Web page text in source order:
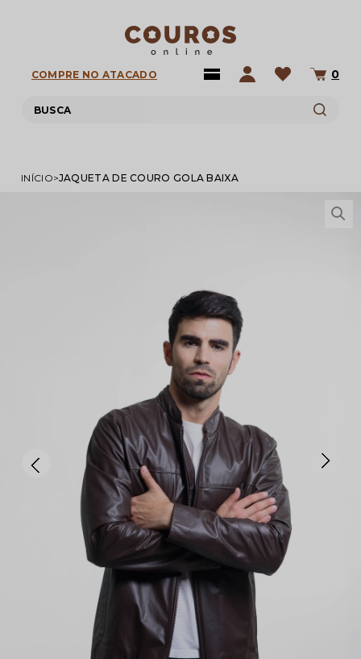
COMPRE NO ATACADO 0
INÍCIO JAQUETA DE COURO GOLA BAIXA